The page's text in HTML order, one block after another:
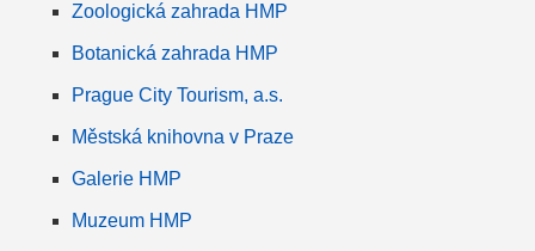
Zoologická zahrada HMP
Botanická zahrada HMP
Prague City Tourism, a.s.
Městská knihovna v Praze
Galerie HMP
Muzeum HMP